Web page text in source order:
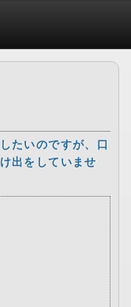
たいのですが、口
出をしていませ